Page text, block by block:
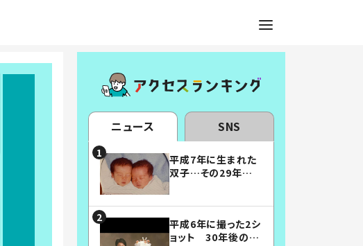
ニュース SNS
平成7年に生まれた
双子…その29年後
平成6年に撮った2シ
ョット 30年後の姿